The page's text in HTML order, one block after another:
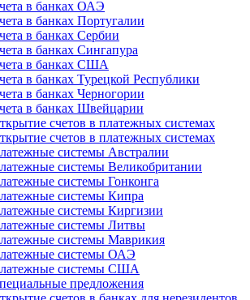
в банках ОАЭ
в банках Португалии
в банках Сербии
в банках Сингапура
в банках США
в банках Турецкой Республики
в банках Черногории
в банках Швейцарии
счетов в платежных системах
счетов в платежных системах
системы Австралии
системы Великобритании
системы Гонконга
системы Кипра
системы Киргизии
системы Литвы
системы Маврикия
системы ОАЭ
системы США
предложения